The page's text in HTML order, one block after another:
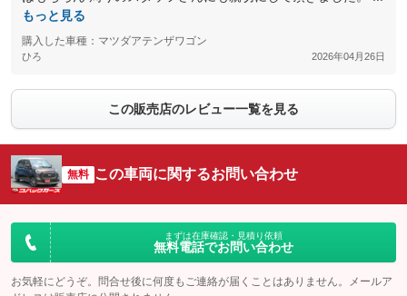
もっと見る
購入した車種：マツダアテンザワゴン
ひろ 2026年04月26日
この販売店のレビュー一覧を見る
無料 この車両に関するお問い合わせ
まずは在庫確認・見積り依頼
無料電話でお問い合わせ
お気軽にどうぞ。問合せ後に何度もご連絡が届くことはありません。メールア